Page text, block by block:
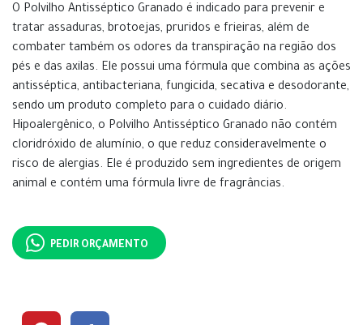
O Polvilho Antisséptico Granado é indicado para prevenir e
tratar assaduras, brotoejas, pruridos e frieiras, além de
combater também os odores da transpiração na região dos
pés e das axilas. Ele possui uma fórmula que combina as ações
antisséptica, antibacteriana, fungicida, secativa e desodorante,
sendo um produto completo para o cuidado diário.
Hipoalergênico, o Polvilho Antisséptico Granado não contém
cloridróxido de alumínio, o que reduz consideravelmente o
risco de alergias. Ele é produzido sem ingredientes de origem
animal e contém uma fórmula livre de fragrâncias.
PEDIR ORÇAMENTO